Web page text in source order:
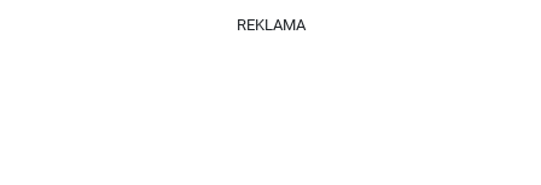
REKLAMA